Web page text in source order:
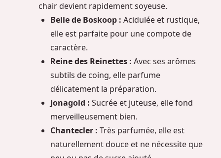
chair devient rapidement soyeuse.
Belle de Boskoop : Acidulée et rustique,
elle est parfaite pour une compote de
caractère.
Reine des Reinettes : Avec ses arômes
subtils de coing, elle parfume
délicatement la préparation.
Jonagold : Sucrée et juteuse, elle fond
merveilleusement bien.
Chantecler : Très parfumée, elle est
naturellement douce et ne nécessite que